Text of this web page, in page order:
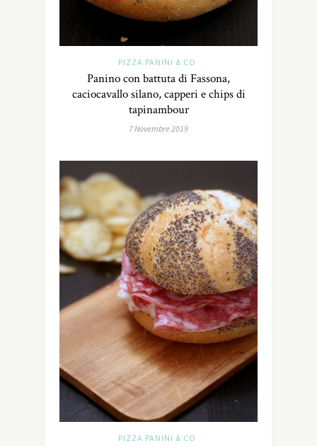
PIZZA PANINI & CO
Panino con battuta di Fassona,
caciocavallo silano, capperi e chips di
tapinambour
7 Novembre 2019
PIZZA PANINI & CO